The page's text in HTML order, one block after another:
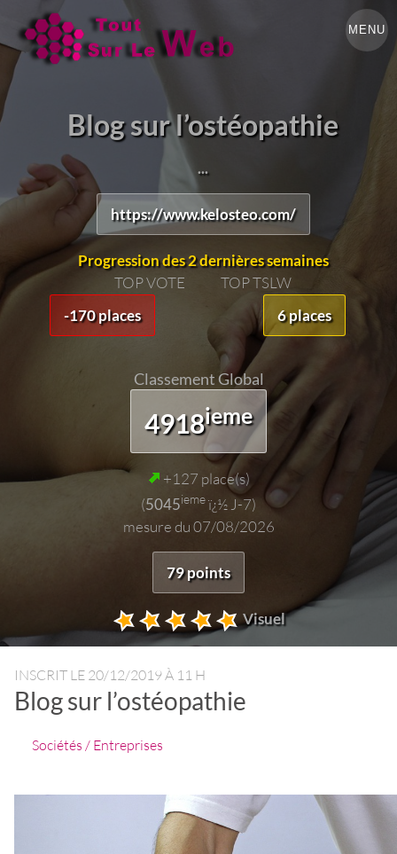
MENU
Blog sur l’ostéopathie
...
https://www.kelosteo.com/
Progression des 2 dernières semaines
TOP VOTE
-170 places
TOP TSLW
6 places
Classement Global
4918ieme
+127 place(s)
(5045iemeï¿½ J-7)
mesure du 07/08/2026
79 points
Visuel
INSCRIT LE 20/12/2019 À 11 H
Blog sur l’ostéopathie
Sociétés / Entreprises